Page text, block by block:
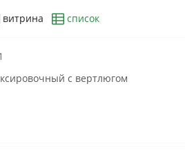
витрина список
с вертлюгом